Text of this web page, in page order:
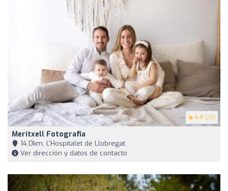
4.9 (29)
Meritxell Fotografia
14,0km, L'Hospitalet de Llobregat
Ver dirección y datos de contacto